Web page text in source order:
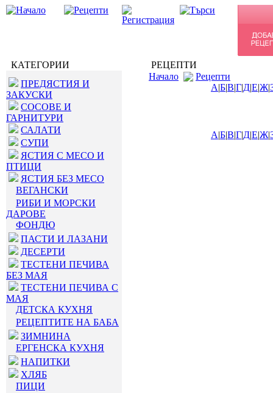
КАТЕГОРИИ
ПРЕДЯСТИЯ И
ЗАКУСКИ
СОСОВЕ И
ГАРНИТУРИ
САЛАТИ
СУПИ
ЯСТИЯ С МЕСО И
ПТИЦИ
ЯСТИЯ БЕЗ МЕСО
ВЕГАНСКИ
РИБИ И МОРСКИ
ДАРОВЕ
ФОНДЮ
ПАСТИ И ЛАЗАНИ
ДЕСЕРТИ
ТЕСТЕНИ ПЕЧИВА
БЕЗ МАЯ
ТЕСТЕНИ ПЕЧИВА С
МАЯ
ДЕТСКА КУХНЯ
РЕЦЕПТИТЕ НА БАБА
ЗИМНИНА
ЕРГЕНСКА КУХНЯ
НАПИТКИ
ХЛЯБ
ПИЦИ
РЕЦЕПТИ
Начало
Рецепти
А|Б|В|Г|Д|Е|Ж|
А|Б|В|Г|Д|Е|Ж|